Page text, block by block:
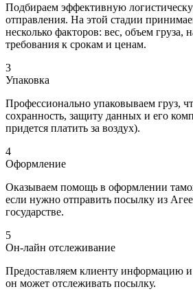
Подбираем эффективную
отправления. На этой стадии
несколько факторов: вес, объем груза,
требования к срокам и ценам.
3
Упаковка
Профессионально упаковываем груз,
сохранность, защиту данных и его
придется платить за воздух).
4
Оформление
Оказываем помощь в оформлении
если нужно отправить посылку из
государстве.
5
Он-лайн отслеживание
Предоставляем клиенту информацию и
он может отслеживать посылку.